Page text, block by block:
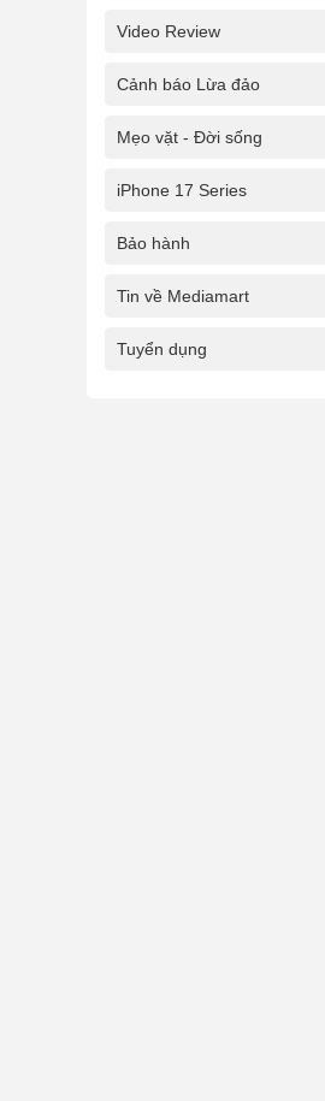
Video Review
Cảnh báo Lừa đảo
Mẹo vặt - Đời sống
iPhone 17 Series
Bảo hành
Tin về Mediamart
Tuyển dụng